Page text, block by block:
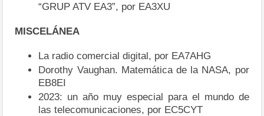
“GRUP ATV EA3”, por EA3XU
MISCELÁNEA
La radio comercial digital, por EA7AHG
Dorothy Vaughan. Matemática de la NASA, por
EB8EI
2023: un año muy especial para el mundo de
las telecomunicaciones, por EC5CYT